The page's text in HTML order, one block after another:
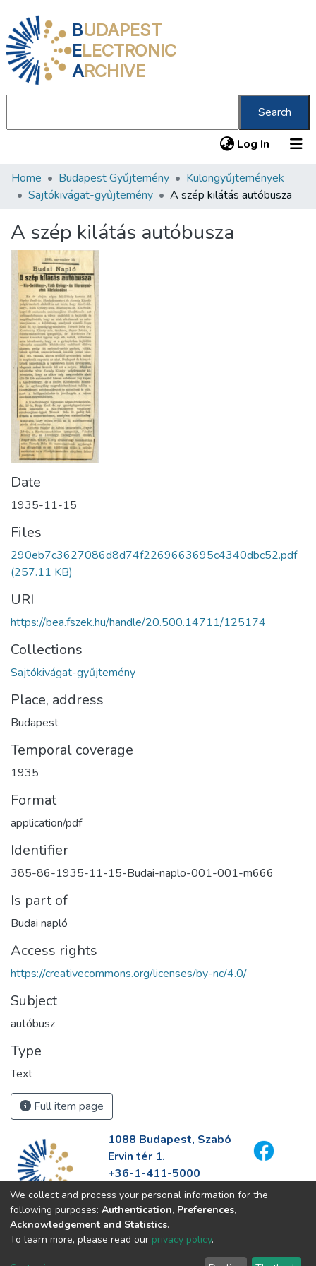
BUDAPEST
ELECTRONIC
ARCHIVE
Search
Log In (current)
Communities & Collections
Statistics
About us
Home Budapest Gyűjtemény
Különgyűjtemények
Sajtókivágat-gyűjtemény
A szép kilátás autóbusza
A szép kilátás autóbusza
Date
1935-11-15
Files
290eb7c3627086d8d74f2269663695c4340dbc52.pdf
(257.11 KB)
URI
https://bea.fszek.hu/handle/20.500.14711/125174
Collections
Sajtókivágat-gyűjtemény
Place, address
Budapest
Temporal coverage
1935
Format
application/pdf
Identifier
385-86-1935-11-15-Budai-naplo-001-001-m666
Is part of
Budai napló
Access rights
https://creativecommons.org/licenses/by-nc/4.0/
Subject
autóbusz
Type
Text
Full item page
1088 Budapest, Szabó
Ervin tér 1.
+36-1-411-5000
info@fszek.hu
https://fszek.hu
We collect and process your personal information for the
following purposes: Authentication, Preferences,
Acknowledgement and Statistics.
To learn more, please read our privacy policy.